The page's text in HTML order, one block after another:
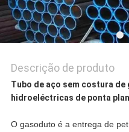
PRIVACIDADE
Descrição de produto
Tubo de aço sem costura de
hidroeléctricas de ponta
O gasoduto é a entrega de